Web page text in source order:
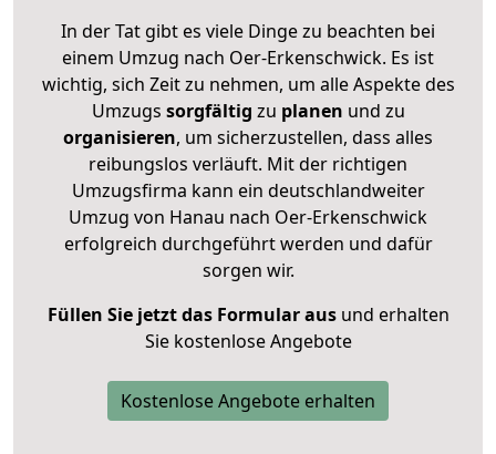
In der Tat gibt es viele Dinge zu beachten bei
einem Umzug nach Oer-Erkenschwick. Es ist
wichtig, sich Zeit zu nehmen, um alle Aspekte des
Umzugs sorgfältig zu planen und zu
organisieren, um sicherzustellen, dass alles
reibungslos verläuft. Mit der richtigen
Umzugsfirma kann ein deutschlandweiter
Umzug von Hanau nach Oer-Erkenschwick
erfolgreich durchgeführt werden und dafür
sorgen wir.
Füllen Sie jetzt das Formular ausund erhalten
Sie kostenlose Angebote
Kostenlose Angebote erhalten